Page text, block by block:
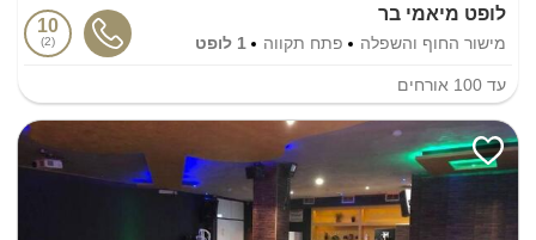
לופט מיאמי בר
מישור החוף והשפלה פתח תקווה 1 לופט
10
2
עד 100 אורחים